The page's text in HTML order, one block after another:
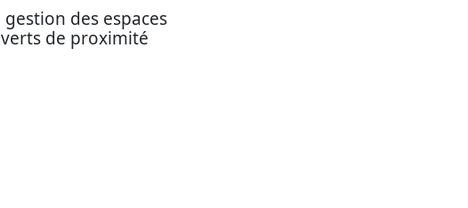
gestion des espaces
verts de proximité